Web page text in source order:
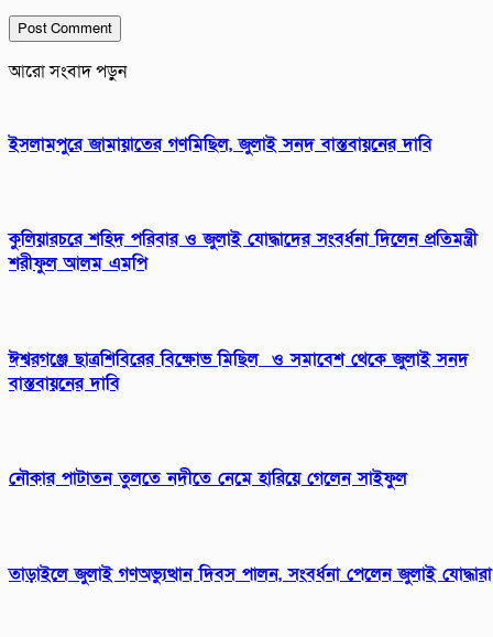
আরো সংবাদ পড়ুন
ইসলামপুরে জামায়াতের গণমিছিল, জুলাই সনদ বাস্তবায়নের দাবি
কুলিয়ারচরে শহিদ পরিবার ও জুলাই যোদ্ধাদের সংবর্ধনা দিলেন প্রতিমন্ত্রী
শরীফুল আলম এমপি
ঈশ্বরগঞ্জে ছাত্রশিবিরের বিক্ষোভ মিছিল ও সমাবেশ থেকে জুলাই সনদ
বাস্তবায়নের দাবি
নৌকার পাটাতন তুলতে নদীতে নেমে হারিয়ে গেলেন সাইফুল
তাড়াইলে জুলাই গণঅভ্যুত্থান দিবস পালন, সংবর্ধনা পেলেন জুলাই যোদ্ধারা